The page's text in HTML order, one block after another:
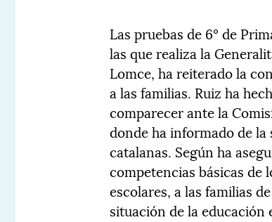
Las pruebas de 6º de
las que realiza la
Lomce, ha reiterado la
a las familias. Ruiz ha
comparecer ante la
donde ha informado de la
catalanas. Según ha
competencias básicas
escolares, a las familias
situación de la educación